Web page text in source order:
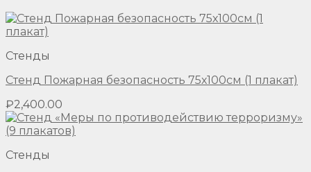
Стенды
Стенд Пожарная безопасность 75х100см (1 плакат)
₽2,400.00
Стенды